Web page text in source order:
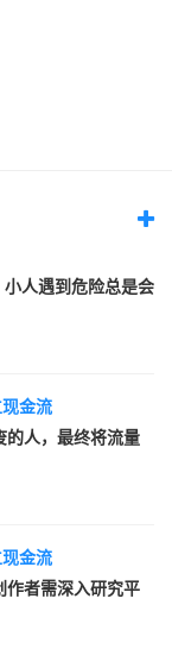
人遇到危险总是会
金流
的人，最终将流量
金流
作者需深入研究平